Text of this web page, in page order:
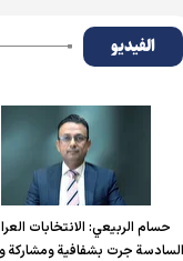
الفیدیو
الانتخابات العراقية
بشفافية ومشاركة واسعة